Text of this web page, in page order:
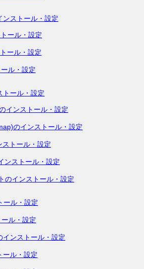
ンストール・設定
ール・設定
ール・設定
ル・設定
トール・設定
インストール・設定
のインストール・設定
トール・設定
ンストール・設定
のインストール・設定
ール・設定
ル・設定
インストール・設定
ール・設定